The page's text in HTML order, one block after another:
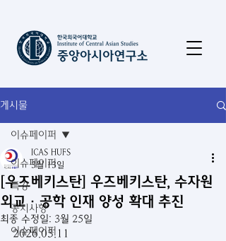
게시물
이슈페이퍼
특강
공지사항
이슈페이퍼
이슈페이퍼
[우즈베키스탄] 우즈베키스탄, 수자원
외교·공학 인재 양성 확대 추진
ICAS HUFS
3월 13일
최종 수정일: 3월 25일
2026.03.11